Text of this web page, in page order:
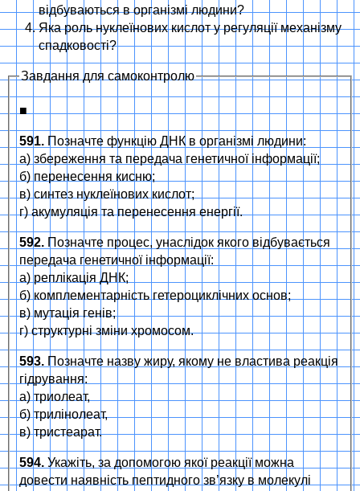
відбуваються в організмі людини?
Яка роль нуклеїнових кислот у регуляції механізму
спадковості?
Завдання для самоконтролю
■
591. Позначте функцію ДНК в організмі людини:
а) збереження та передача генетичної інформації;
б) перенесення кисню;
в) синтез нуклеїнових кислот;
г) акумуляція та перенесення енергії.
592. Позначте процес, унаслідок якого відбувається
передача генетичної інформації:
а) реплікація ДНК;
б) комплементарність гетероциклічних основ;
в) мутація генів;
г) структурні зміни хромосом.
593. Позначте назву жиру, якому не властива реакція
гідрування:
а) триолеат,
б) трилінолеат,
в) тристеарат.
594. Укажіть, за допомогою якої реакції можна
довести наявність пептидного зв’язку в молекулі